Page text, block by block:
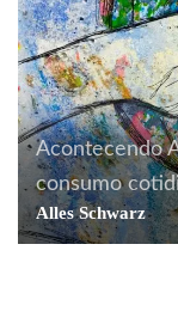
Acontecendo
consumo
Alles Schwarz